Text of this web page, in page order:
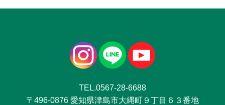
TEL.0567-28-6688
〒496-0876 愛知県津島市大縄町９丁目６３番地